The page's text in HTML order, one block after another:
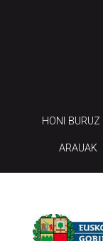
HONI BURUZ
ARAUAK